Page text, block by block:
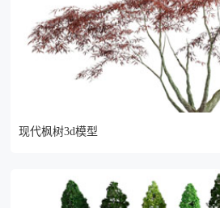
现代枫树3d模型